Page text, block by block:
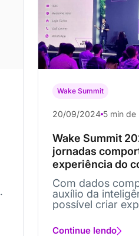
Wake Summit
20/09/2024 5 min de
Wake Summit
jornadas
experiência do
Com dados
auxílio da
possível criar
Continue lendo